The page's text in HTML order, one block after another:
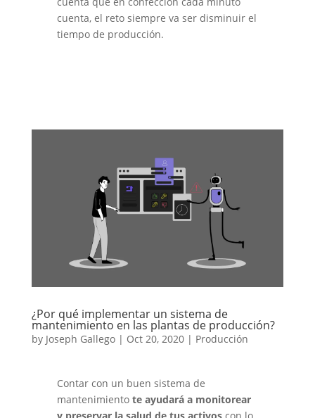
cuenta, el reto siempre va ser disminuir el
tiempo de producción.
¿Por qué implementar un sistema de
mantenimiento en las plantas de producción?
by Joseph Gallego| Oct 20, 2020| Producción
Contar con un buen sistema de
mantenimientote ayudará a monitorear